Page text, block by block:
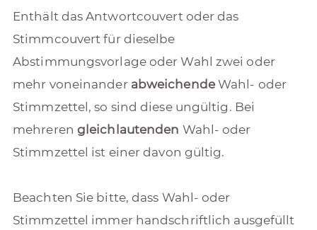
Enthält das Antwortcouvert oder das
Stimmcouvert für dieselbe
Abstimmungsvorlage oder Wahl zwei oder
mehr voneinander abweichendeWahl- oder
Stimmzettel, so sind diese ungültig. Bei
mehreren gleichlautenden Wahl- oder
Stimmzettel ist einer davon gültig.
Beachten Sie bitte, dass Wahl- oder
Stimmzettel immer handschriftlich ausgefüllt